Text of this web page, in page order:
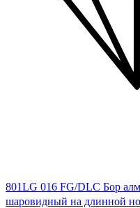
801LG 016 FG/DLC Бор
шаровидный на длинной